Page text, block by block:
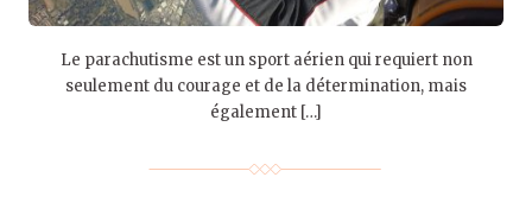
Le parachutisme est un sport aérien qui requiert non
seulement du courage et de la détermination, mais
également […]